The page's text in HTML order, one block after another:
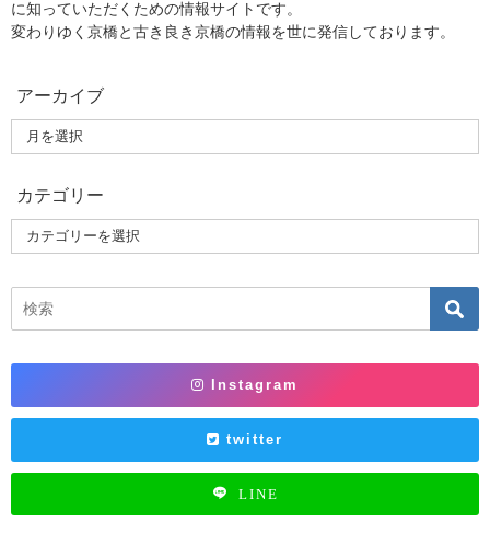
に知っていただくための情報サイトです。
変わりゆく京橋と古き良き京橋の情報を世に発信しております。
アーカイブ
カテゴリー
Instagram
twitter
LINE